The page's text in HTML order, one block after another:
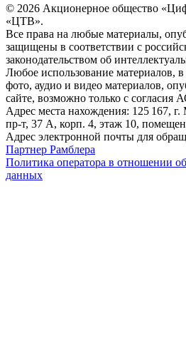
© 2026 Акционерное общество
«ЦТВ».
Все права на любые материалы,
защищены в соответствии с
законодательством об
Любое использование материалов,
фото, аудио и видео материалов,
сайте, возможно только с согласия
Адрес места нахождения: 125 167,
пр-т, 37 А, корп. 4, этаж 10,
Адрес электронной почты для
Партнер Рамблера
Политика оператора в отношении
данных